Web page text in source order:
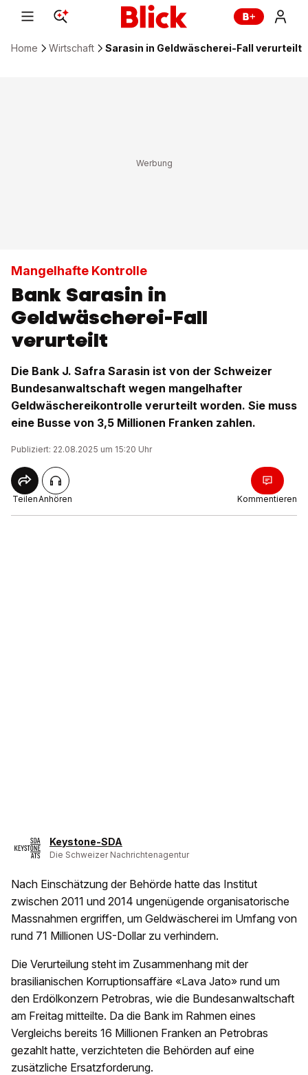
Home Wirtschaft Sarasin in Geldwäscherei-Fall verurteilt
Mangelhafte Kontrolle
Bank Sarasin in
Geldwäscherei-Fall
verurteilt
Die Bank J. Safra Sarasin ist von der Schweizer
Bundesanwaltschaft wegen mangelhafter
Geldwäschereikontrolle verurteilt worden. Sie muss
eine Busse von 3,5 Millionen Franken zahlen.
Publiziert: 22.08.2025 um 15:20 Uhr
TeilenAnhören Kommentieren
Keystone-SDA
Die Schweizer Nachrichtenagentur
Nach Einschätzung der Behörde hatte das Institut
zwischen 2011 und 2014 ungenügende organisatorische
Massnahmen ergriffen, um Geldwäscherei im Umfang von
rund 71 Millionen US-Dollar zu verhindern.
Die Verurteilung steht im Zusammenhang mit der
brasilianischen Korruptionsaffäre «Lava Jato» rund um
den Erdölkonzern Petrobras, wie die Bundesanwaltschaft
am Freitag mitteilte. Da die Bank im Rahmen eines
Vergleichs bereits 16 Millionen Franken an Petrobras
gezahlt hatte, verzichteten die Behörden auf eine
zusätzliche Ersatzforderung.